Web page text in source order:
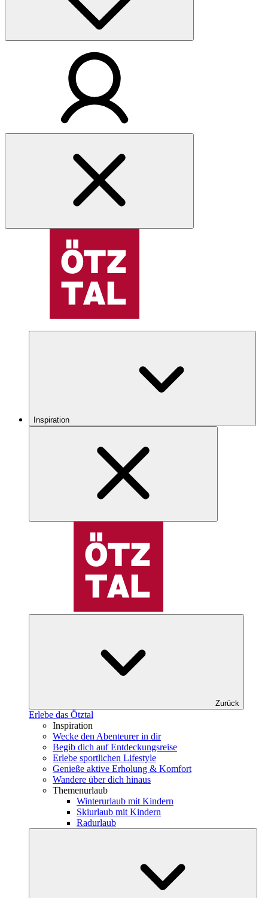
Inspiration
Zurück
Erlebe das Ötztal
Inspiration
Wecke den Abenteurer in dir
Begib dich auf Entdeckungsreise
Erlebe sportlichen Lifestyle
Genieße aktive Erholung & Komfort
Wandere über dich hinaus
Themenurlaub
Winterurlaub mit Kindern
Skiurlaub mit Kindern
Radurlaub